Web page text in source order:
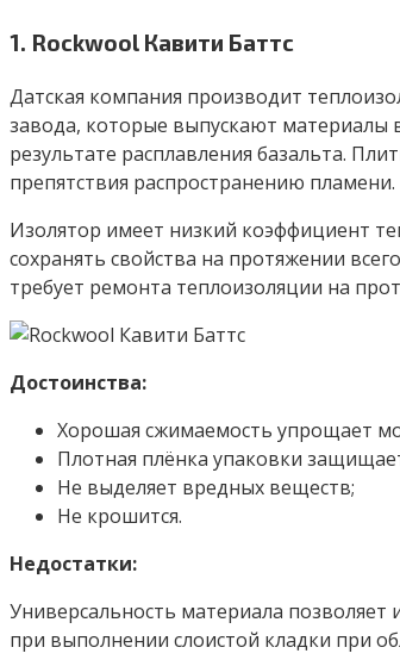
1. Rockwool Кавити Баттс
Датская компания производит
завода, которые выпускают материалы
результате расплавления базальта.
препятствия распространению пламени.
Изолятор имеет низкий коэффициент
сохранять свойства на протяжении
требует ремонта теплоизоляции на
Достоинства:
Хорошая сжимаемость упрощает
Плотная плёнка упаковки
Не выделяет вредных веществ;
Не крошится.
Недостатки:
Универсальность материала
при выполнении слоистой кладки при